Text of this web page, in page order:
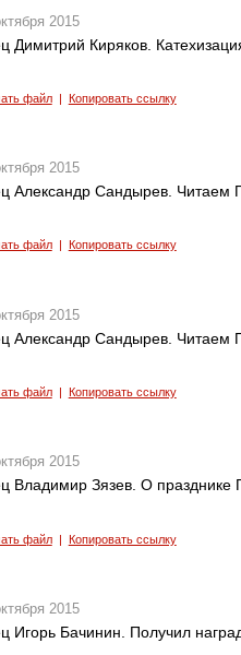
2015
Димитрий Киряков.
файл| Копировать ссылку
2015
Александр Сандырев. Читаем
файл| Копировать ссылку
2015
Александр Сандырев. Читаем
файл| Копировать ссылку
2015
Владимир Зязев. О празднике
файл| Копировать ссылку
2015
Игорь Бачинин. Получил